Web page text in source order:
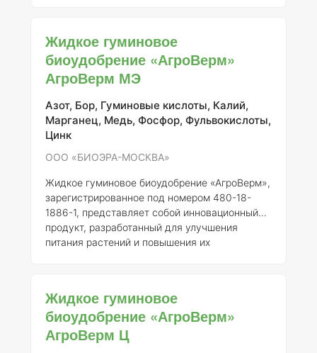
улучшения плодородия почвы, стимуляции
роста растений и повышения их устойчивости
к неблагоприятным условиям.
концентрация элементов
содержит гуминовые кислоты, которые
представляют собой сложные органические
сое
Жидкое гуминовое
биоудобрение «АгроВерм»
АгроВерм МЭ
Азот, Бор, Гуминовые кислоты, Калий,
Марганец, Медь, Фосфор, Фульвокислоты,
Цинк
ООО «БИОЭРА-МОСКВА»
Жидкое гуминовое биоудобрение «АгроВерм»,
зарегистрированное под номером 480-18-
1886-1, представляет собой инновационный
продукт, разработанный для улучшения
питания растений и повышения их
Описание «АгроВерм» относится к группе
микроудобрений и содержит гуминовые
кислоты, получаемые из органических
источников, что обеспечивает его
Жидкое гуминовое
биоудобрение «АгроВерм»
АгроВерм Ц